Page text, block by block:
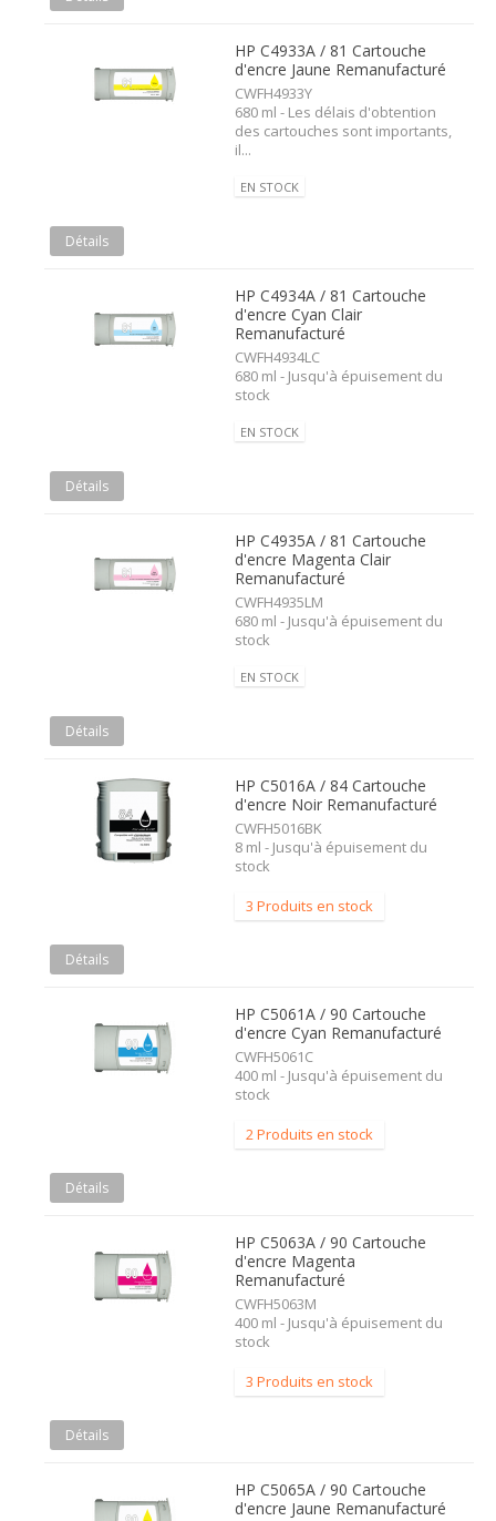
HP C4933A / 81 Cartouche
d'encre Jaune Remanufacturé
CWFH4933Y
680 ml - Les délais d'obtention
des cartouches sont importants,
il...
EN STOCK
Détails
HP C4934A / 81 Cartouche
d'encre Cyan Clair
Remanufacturé
CWFH4934LC
680 ml - Jusqu'à épuisement du
stock
EN STOCK
Détails
HP C4935A / 81 Cartouche
d'encre Magenta Clair
Remanufacturé
CWFH4935LM
680 ml - Jusqu'à épuisement du
stock
EN STOCK
Détails
HP C5016A / 84 Cartouche
d'encre Noir Remanufacturé
CWFH5016BK
8 ml - Jusqu'à épuisement du
stock
3 Produits en stock
Détails
HP C5061A / 90 Cartouche
d'encre Cyan Remanufacturé
CWFH5061C
400 ml - Jusqu'à épuisement du
stock
2 Produits en stock
Détails
HP C5063A / 90 Cartouche
d'encre Magenta
Remanufacturé
CWFH5063M
400 ml - Jusqu'à épuisement du
stock
3 Produits en stock
Détails
HP C5065A / 90 Cartouche
d'encre Jaune Remanufacturé